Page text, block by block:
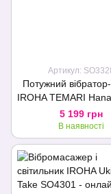
Артикул:
Потужний
IROHA TEMARI
передає
футляр
5 199 грн
В наявності